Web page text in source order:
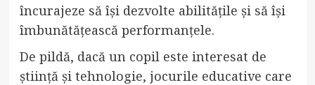
încurajeze să își dezvolte abilitățile și să își
îmbunătățească performanțele.
De pildă, dacă un copil este interesat de
știință și tehnologie, jocurile educative care